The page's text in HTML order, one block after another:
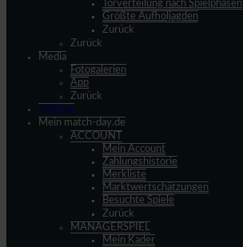
Torverteilung nach Spielphasen
Größte Aufholjagden
Zurück
Zurück
Media
Fotogalerien
App
Zurück
Spieltag
Mein match-day.de
ACCOUNT
Mein Account
Zahlungshistorie
Merkliste
Marktwertschätzungen
Besuchte Spiele
Zurück
MANAGERSPIEL
Mein Kader